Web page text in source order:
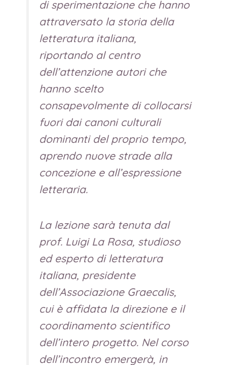
di sperimentazione che hanno
attraversato la storia della
letteratura italiana,
riportando al centro
dell’attenzione autori che
hanno scelto
consapevolmente di collocarsi
fuori dai canoni culturali
dominanti del proprio tempo,
aprendo nuove strade alla
concezione e all’espressione
letteraria.
La lezione sarà tenuta dal
prof. Luigi La Rosa, studioso
ed esperto di letteratura
italiana, presidente
dell’Associazione Graecalis,
cui è affidata la direzione e il
coordinamento scientifico
dell’intero progetto. Nel corso
dell’incontro emergerà, in